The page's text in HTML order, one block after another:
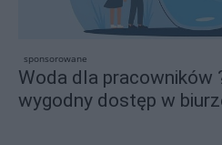
sponsorowane
Woda dla pracowników
wygodny dostęp w